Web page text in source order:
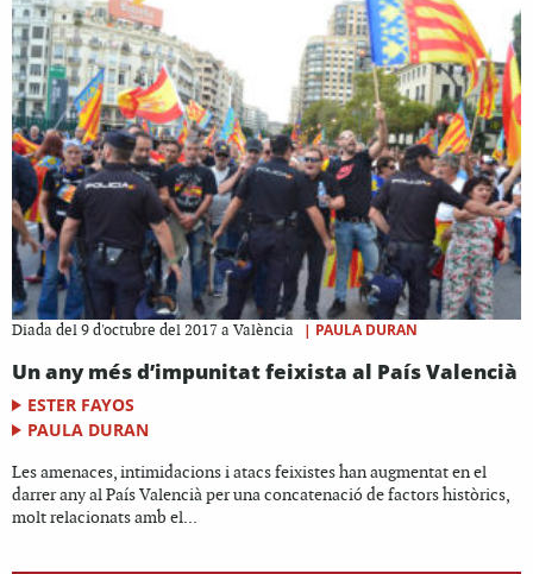
Diada del 9 d'octubre del 2017 a València | PAULA DURAN
Un any més d’impunitat feixista al País Valencià
ESTER FAYOS
PAULA DURAN
Les amenaces, intimidacions i atacs feixistes han augmentat en el
darrer any al País Valencià per una concatenació de factors històrics,
molt relacionats amb el...